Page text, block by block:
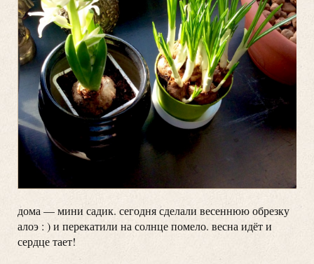
дома — мини садик. сегодня сделали весеннюю обрезку
алоэ : ) и перекатили на солнце помело. весна идёт и
сердце тает!